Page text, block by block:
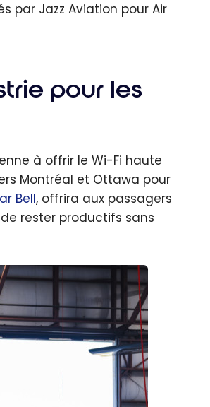
par Jazz Aviation pour Air
pour les
à offrir le Wi-Fi haute
Montréal et Ottawa pour
Bell, offrira aux passagers
rester productifs sans